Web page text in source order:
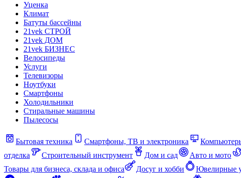
Уценка
Климат
Батуты бассейны
21vek СТРОЙ
21vek ДОМ
21vek БИЗНЕС
Велосипеды
Услуги
Телевизоры
Ноутбуки
Смартфоны
Холодильники
Стиральные машины
Пылесосы
Бытовая техника Смартфоны, ТВ и электроника
отделка
Строительный инструмент Дом и сад Авто и мото
Товары для бизнеса, склада и офиса
Досуг и хобби Ювелирные